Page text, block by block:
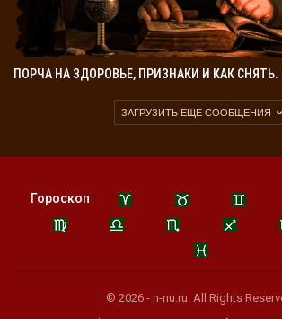
ПОРЧА НА ЗДОРОВЬЕ, ПРИЗНАКИ И КАК
ЗАГРУЗИТЬ ЕЩЕ СООБЩЕНИЯ
Гороскоп
© 2026 - n-nu.ru. All Rights